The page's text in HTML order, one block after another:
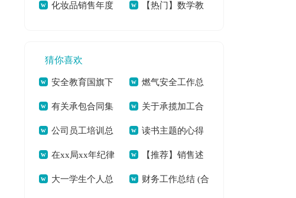
字) [本文共2489字]
竞选演讲稿(精选多 篇)[本文共5167字]
化妆品销售年度
文共17809字)
【热门】数学教
猜你喜欢
安全教育国旗下
演讲稿5分钟[本文共
4448字]
燃气安全工作总
结(精选多篇)[本文共
11653字]
有关承包合同集
锦6篇(全文共25757
字)
关于承揽加工合
同范文9篇(全文共
9290字)
公司员工培训总
结范文汇编七篇(全
文共6141字)
读书主题的心得
体会500字（多篇）
[本文共8837字]
在xx局xx年纪律
教育学习月活动动员
【推荐】销售述
职模板9篇(全文共
大一学生个人总 财务工作总结 (合